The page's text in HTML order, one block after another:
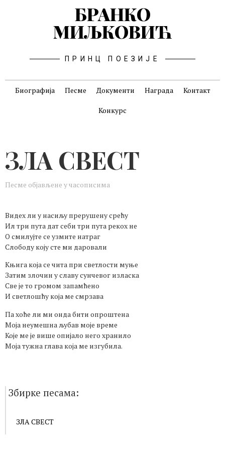
БРАНКО
МИЉКОВИЋ
ПРИНЦ ПОЕЗИЈЕ
Биографија Песме Документи Награда Контакт
Конкурс
ЗЛА СВЕСТ
Песме објављене у часописима
Видех ли у насиљу прерушену срећу
Ил три пута дат себи три пута рекох не
О смилујте се узмите натраг
Слободу коју сте ми даровали
Књига која се чита при светлости муње
Затим злочин у славу сунчевог изласка
Све је то громом запамћено
И светлошћу која ме смрзава
Па хоће ли ми онда бити опроштена
Моја неумешна љубав моје време
Које ме је више опијало него хранило
Моја тужна глава која ме изгубила.
Збирке песама:
ЗЛА СВЕСТ